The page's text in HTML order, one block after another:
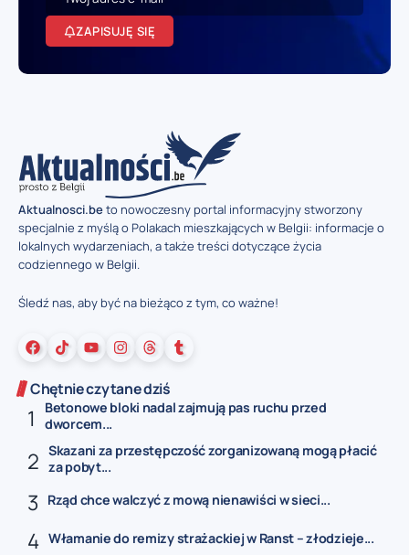
ZAPISUJĘ SIĘ
Aktualnosci.beto nowoczesny portal informacyjny stworzony
specjalnie z myślą o Polakach mieszkających w Belgii: informacje o
lokalnych wydarzeniach, a także treści dotyczące życia
codziennego w Belgii.
Śledź nas, aby być na bieżąco z tym, co ważne!
Chętnie czytane dziś
Betonowe bloki nadal zajmują pas ruchu przed
dworcem...
Skazani za przestępczość zorganizowaną mogą płacić
za pobyt...
Rząd chce walczyć z mową nienawiści w sieci...
Włamanie do remizy strażackiej w Ranst – złodzieje...